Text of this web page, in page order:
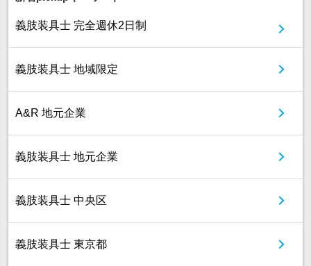
義肢装具士 完全週休2日制
義肢装具士 地域限定
A&R 地元企業
義肢装具士 地元企業
義肢装具士 中央区
義肢装具士 東京都